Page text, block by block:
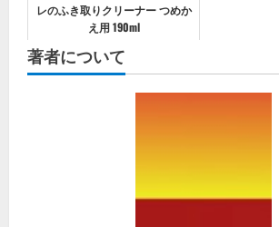
レのふき取りクリーナー つめか
え用 190ml
著者について